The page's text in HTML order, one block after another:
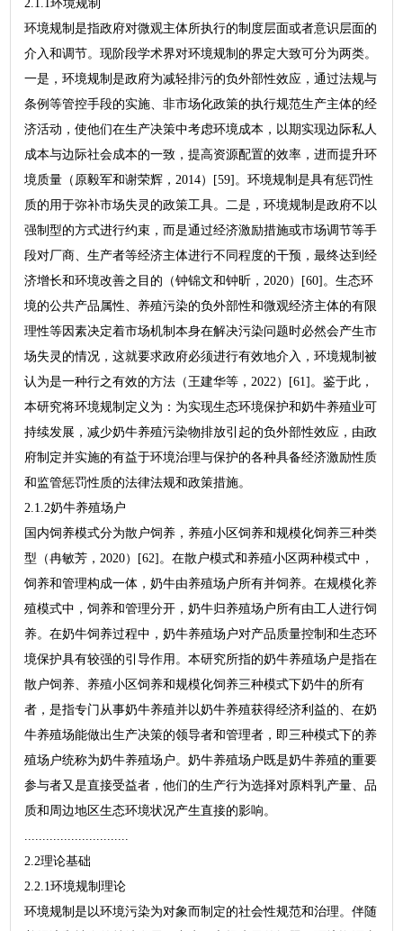
2.1.1环境规制
环境规制是指政府对微观主体所执行的制度层面或者意识层面的
介入和调节。现阶段学术界对环境规制的界定大致可分为两类。
一是，环境规制是政府为减轻排污的负外部性效应，通过法规与
条例等管控手段的实施、非市场化政策的执行规范生产主体的经
济活动，使他们在生产决策中考虑环境成本，以期实现边际私人
成本与边际社会成本的一致，提高资源配置的效率，进而提升环
境质量（原毅军和谢荣辉，2014）[59]。环境规制是具有惩罚性
质的用于弥补市场失灵的政策工具。二是，环境规制是政府不以
强制型的方式进行约束，而是通过经济激励措施或市场调节等手
段对厂商、生产者等经济主体进行不同程度的干预，最终达到经
济增长和环境改善之目的（钟锦文和钟昕，2020）[60]。生态环
境的公共产品属性、养殖污染的负外部性和微观经济主体的有限
理性等因素决定着市场机制本身在解决污染问题时必然会产生市
场失灵的情况，这就要求政府必须进行有效地介入，环境规制被
认为是一种行之有效的方法（王建华等，2022）[61]。鉴于此，
本研究将环境规制定义为：为实现生态环境保护和奶牛养殖业可
持续发展，减少奶牛养殖污染物排放引起的负外部性效应，由政
府制定并实施的有益于环境治理与保护的各种具备经济激励性质
和监管惩罚性质的法律法规和政策措施。
2.1.2奶牛养殖场户
国内饲养模式分为散户饲养，养殖小区饲养和规模化饲养三种类
型（冉敏芳，2020）[62]。在散户模式和养殖小区两种模式中，
饲养和管理构成一体，奶牛由养殖场户所有并饲养。在规模化养
殖模式中，饲养和管理分开，奶牛归养殖场户所有由工人进行饲
养。在奶牛饲养过程中，奶牛养殖场户对产品质量控制和生态环
境保护具有较强的引导作用。本研究所指的奶牛养殖场户是指在
散户饲养、养殖小区饲养和规模化饲养三种模式下奶牛的所有
者，是指专门从事奶牛养殖并以奶牛养殖获得经济利益的、在奶
牛养殖场能做出生产决策的领导者和管理者，即三种模式下的养
殖场户统称为奶牛养殖场户。奶牛养殖场户既是奶牛养殖的重要
参与者又是直接受益者，他们的生产行为选择对原料乳产量、品
质和周边地区生态环境状况产生直接的影响。
2.2理论基础
2.2.1环境规制理论
环境规制是以环境污染为对象而制定的社会性规范和治理。伴随